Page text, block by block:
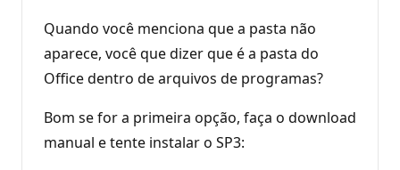
Quando você menciona que a pasta não
aparece, você que dizer que é a pasta do
Office dentro de arquivos de programas?
Bom se for a primeira opção, faça o download
manual e tente instalar o SP3: